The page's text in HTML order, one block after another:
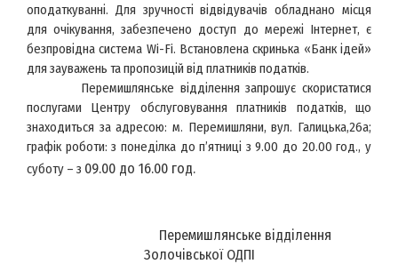
оподаткуванні. Для зручності відвідувачів обладнано місця
для очікування, забезпечено доступ до мережі Інтернет, є
безпровідна система Wi-Fi. Встановлена скринька «Банк ідей»
для зауважень та пропозицій від платників податків.
Перемишлянське відділення запрошує скористатися
послугами Центру обслуговування платників податків, що
знаходиться за адресою: м. Перемишляни, вул. Галицька,26а;
графік роботи: з понеділка до п’ятниці з 9.00 до 20.00 год., у
суботу – з 09.00 до 16.00 год.
Перемишлянське відділення
Золочівської ОДПІ